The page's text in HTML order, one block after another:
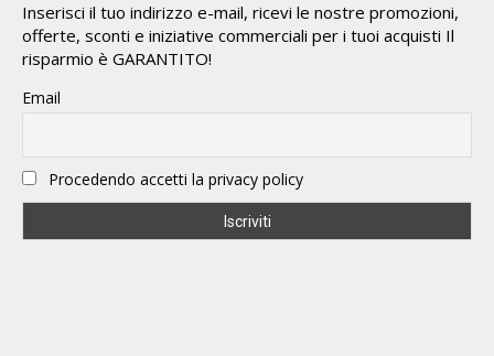
Inserisci il tuo indirizzo e-mail, ricevi le nostre promozioni,
offerte, sconti e iniziative commerciali per i tuoi acquisti Il
risparmio è GARANTITO!
Email
Procedendo accetti la privacy policy